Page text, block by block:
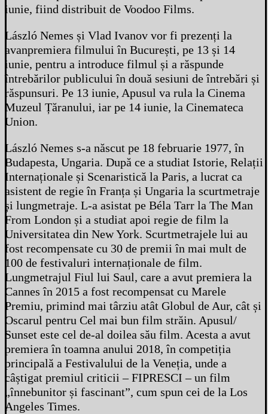
iunie, fiind distribuit de Voodoo Films.
László Nemes și Vlad Ivanov vor fi prezenți la
avanpremiera filmului în București, pe 13 și 14
iunie, pentru a introduce filmul și a răspunde
întrebărilor publicului în două sesiuni de întrebări și
răspunsuri. Pe 13 iunie, Apusul va rula la Cinema
Muzeul Țăranului, iar pe 14 iunie, la Cinemateca
Union.
László Nemes s-a născut pe 18 februarie 1977, în
Budapesta, Ungaria. După ce a studiat Istorie, Relații
Internaționale și Scenaristică la Paris, a lucrat ca
asistent de regie în Franța și Ungaria la scurtmetraje
și lungmetraje. L-a asistat pe Béla Tarr la The Man
From London și a studiat apoi regie de film la
Universitatea din New York. Scurtmetrajele lui au
fost recompensate cu 30 de premii în mai mult de
100 de festivaluri internaționale de film.
Lungmetrajul Fiul lui Saul, care a avut premiera la
Cannes în 2015 a fost recompensat cu Marele
Premiu, primind mai târziu atât Globul de Aur, cât și
Oscarul pentru Cel mai bun film străin. Apusul/
Sunset este cel de-al doilea său film. Acesta a avut
premiera în toamna anului 2018, în competiția
principală a Festivalului de la Veneția, unde a
câștigat premiul criticii – FIPRESCI – un film
„înnebunitor și fascinant”, cum spun cei de la Los
Angeles Times.